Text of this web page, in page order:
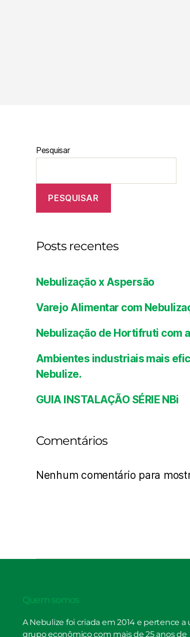
Pesquisar
PESQUISAR
Posts recentes
Nebulização x Aspersão
Varejo Alimentar com
Nebulização de Hortifruti com
Ambientes industriais mais
Nebulize.
GUIA INSTALAÇÃO SÉRIE NBi
Comentários
Nenhum comentário para
Quem somos
A Nebulize foi criada em 2014 e pertence a
grupo econômico com mais de 25 anos de